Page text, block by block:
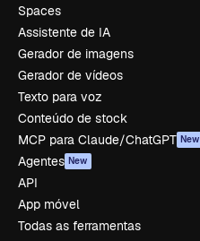
Spaces
Assistente de IA
Gerador de imagens
Gerador de vídeos
Texto para voz
Conteúdo de stock
MCP para Claude/ChatGPT New
Agentes New
API
App móvel
Todas as ferramentas